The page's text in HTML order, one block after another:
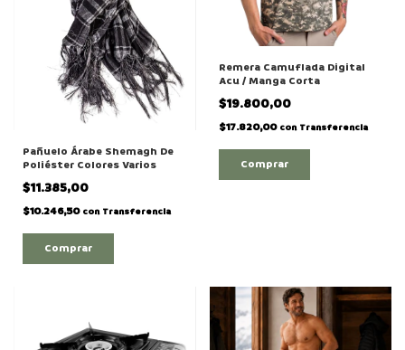
Pañuelo Árabe Shemagh De
Poliéster Colores Varios
$11.385,00
$10.246,50 con Transferencia
Comprar
Remera Camuflada Digital
Acu / Manga Corta
$19.800,00
$17.820,00 con Transferencia
Comprar